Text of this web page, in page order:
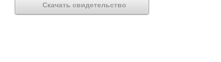
Скачать свидетельство